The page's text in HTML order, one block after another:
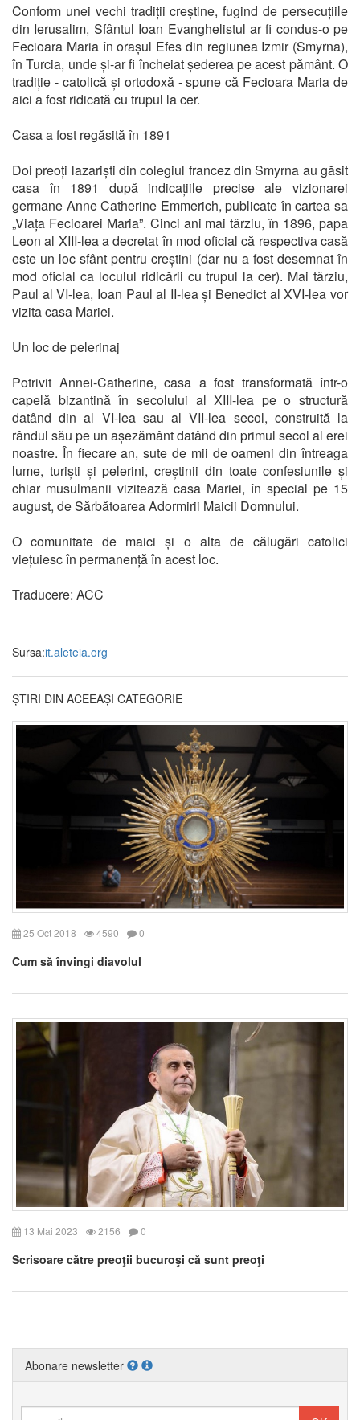
Conform unei vechi tradiții creștine, fugind de persecuțiile
din Ierusalim, Sfântul Ioan Evanghelistul ar fi condus-o pe
Fecioara Maria în orașul Efes din regiunea Izmir (Smyrna),
în Turcia, unde și-ar fi încheiat șederea pe acest pământ. O
tradiție - catolică și ortodoxă - spune că Fecioara Maria de
aici a fost ridicată cu trupul la cer.
Casa a fost regăsită în 1891
Doi preoți lazariști din colegiul francez din Smyrna au găsit
casa în 1891 după indicațiile precise ale vizionarei
germane Anne Catherine Emmerich, publicate în cartea sa
„Viața Fecioarei Maria”. Cinci ani mai târziu, în 1896, papa
Leon al XIII-lea a decretat în mod oficial că respectiva casă
este un loc sfânt pentru creștini (dar nu a fost desemnat în
mod oficial ca loculul ridicării cu trupul la cer). Mai târziu,
Paul al VI-lea, Ioan Paul al II-lea și Benedict al XVI-lea vor
vizita casa Mariei.
Un loc de pelerinaj
Potrivit Annei-Catherine, casa a fost transformată într-o
capelă bizantină în secolului al XIII-lea pe o structură
datând din al VI-lea sau al VII-lea secol, construită la
rândul său pe un așezământ datând din primul secol al erei
noastre. În fiecare an, sute de mii de oameni din întreaga
lume, turiști și pelerini, creștinii din toate confesiunile și
chiar musulmanii vizitează casa Mariei, în special pe 15
august, de Sărbătoarea Adormirii Maicii Domnului.
O comunitate de maici și o alta de călugări catolici
viețuiesc în permanență în acest loc.
Traducere: ACC
Sursa:it.aleteia.org
ȘTIRI DIN ACEEAȘI CATEGORIE
25 Oct 2018 4590 0
Cum să învingi diavolul
13 Mai 2023 2156 0
Scrisoare către preoţii bucuroşi că sunt preoţi
Abonare newsletter